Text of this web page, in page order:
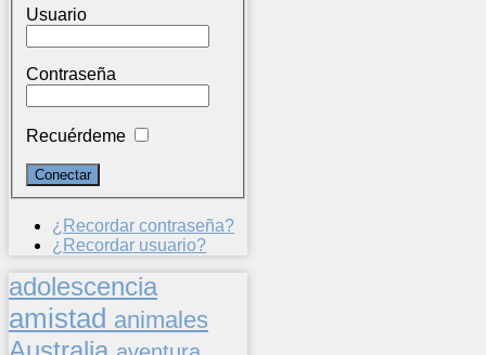
Usuario
Contraseña
Recuérdeme
¿Recordar contraseña?
¿Recordar usuario?
adolescencia
amistad animales